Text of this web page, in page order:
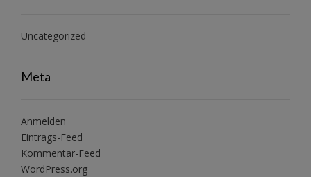
Uncategorized
Meta
Anmelden
Eintrags-Feed
Kommentar-Feed
WordPress.org